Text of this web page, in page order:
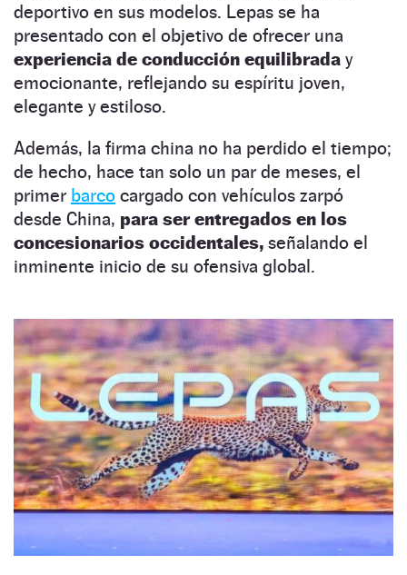
deportivo en sus modelos. Lepas se ha
presentado con el objetivo de ofrecer una
experiencia de conducción equilibrada y
emocionante, reflejando su espíritu joven,
elegante y estiloso.
Además, la firma china no ha perdido el tiempo;
de hecho, hace tan solo un par de meses, el
primer barco cargado con vehículos zarpó
desde China, para ser entregados en los
concesionarios occidentales, señalando el
inminente inicio de su ofensiva global.